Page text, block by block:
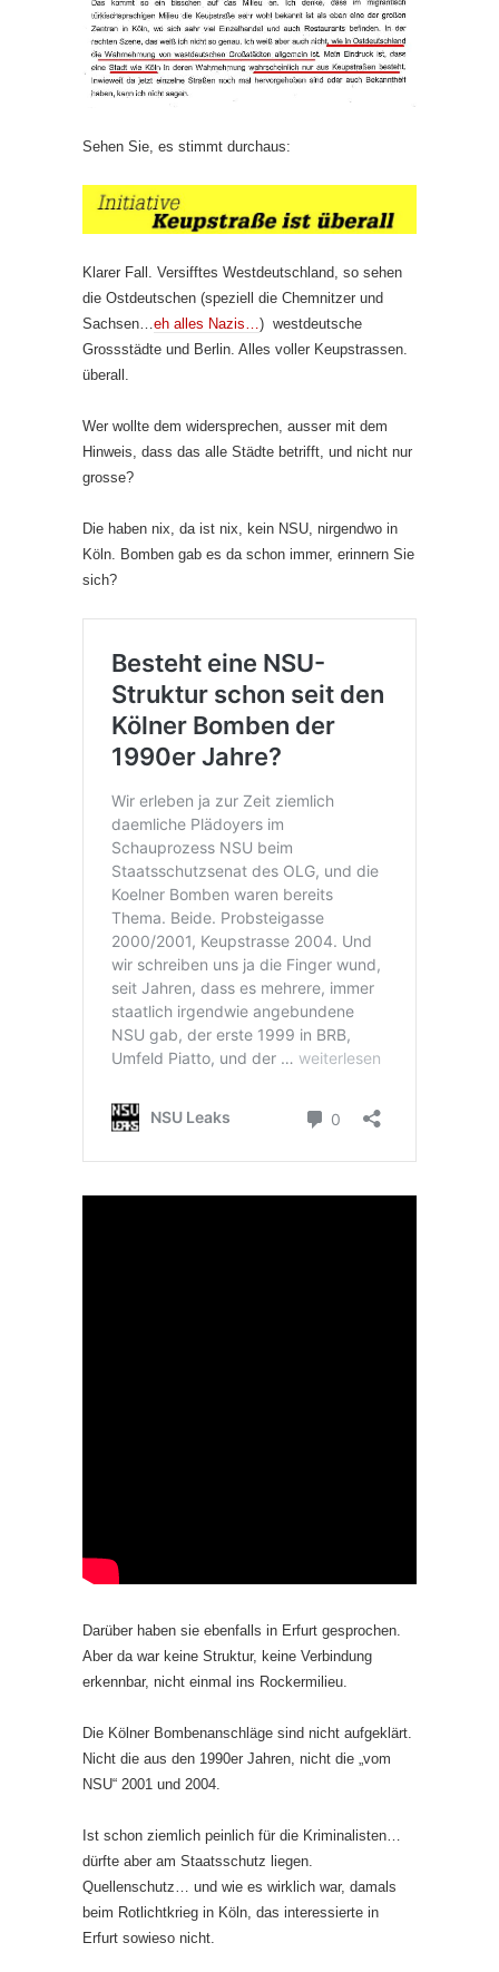
Sehen Sie, es stimmt durchaus:
Klarer Fall. Versifftes Westdeutschland, so sehen
die Ostdeutschen (speziell die Chemnitzer und
Sachsen… eh alles Nazis… ) westdeutsche
Grossstädte und Berlin. Alles voller Keupstrassen.
überall.
Wer wollte dem widersprechen, ausser mit dem
Hinweis, dass das alle Städte betrifft, und nicht nur
grosse?
Die haben nix, da ist nix, kein NSU, nirgendwo in
Köln. Bomben gab es da schon immer, erinnern Sie
sich?
Darüber haben sie ebenfalls in Erfurt gesprochen.
Aber da war keine Struktur, keine Verbindung
erkennbar, nicht einmal ins Rockermilieu.
Die Kölner Bombenanschläge sind nicht aufgeklärt.
Nicht die aus den 1990er Jahren, nicht die „vom
NSU“ 2001 und 2004.
Ist schon ziemlich peinlich für die Kriminalisten…
dürfte aber am Staatsschutz liegen.
Quellenschutz… und wie es wirklich war, damals
beim Rotlichtkrieg in Köln, das interessierte in
Erfurt sowieso nicht.